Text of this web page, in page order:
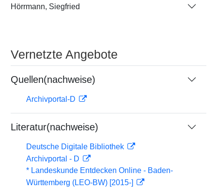
Hörrmann, Siegfried
Vernetzte Angebote
Quellen(nachweise)
Archivportal-D
Literatur(nachweise)
Deutsche Digitale Bibliothek
Archivportal - D
* Landeskunde Entdecken Online - Baden-
Württemberg (LEO-BW) [2015-]